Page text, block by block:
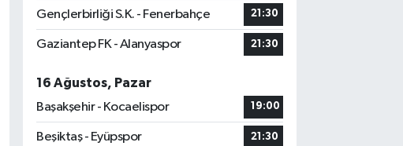
Gençlerbirliği S.K. - Fenerbahçe 21:30
Gaziantep FK - Alanyaspor 21:30
16 Ağustos, Pazar
Başakşehir - Kocaelispor
19:00
Beşiktaş - Eyüpspor 21:30